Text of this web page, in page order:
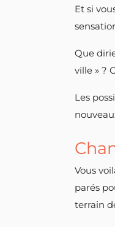
Et si
Que
ville » ?
Les
Vous
parés
terrain